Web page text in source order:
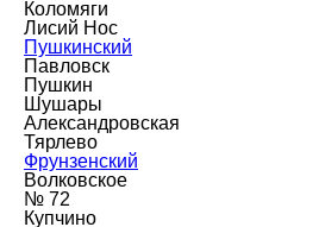
Коломяги
Лисий Нос
Пушкинский
Павловск
Пушкин
Шушары
Александровская
Тярлево
Фрунзенский
Волковское
№ 72
Купчино